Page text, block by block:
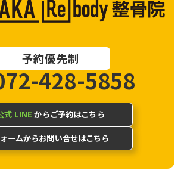
予約優先制
428-5858
式 LINE からご予約はこちら
ームからお問い合せはこちら